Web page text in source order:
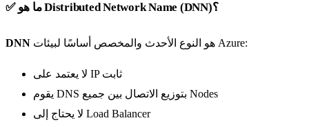
✅ ما هو Distributed Network Name (DNN)؟
DNN هو النوع الأحدث والمخصص أساسًا لبيئات Azure:
لا يعتمد على IP ثابت
يقوم DNS بتوزيع الاتصال بين جميع Nodes
لا يحتاج إلى Load Balancer